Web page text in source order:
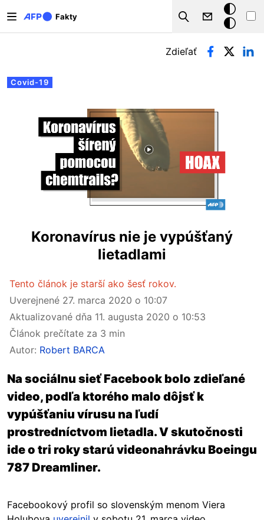
Fakty
Search
Tmavý
režim
Primárne karty
Covid-19
Zdieľať
Koronavírus nie je vypúšťaný
lietadlami
Tento článok je starší ako šesť rokov.
Uverejnené 27. marca 2020 o 10:07
Aktualizované dňa 11. augusta 2020 o 10:53
Článok prečítate za 3 min
Autor: Robert BARCA
Na sociálnu sieť Facebook bolo zdieľané
video, podľa ktorého malo dôjsť k
vypúšťaniu vírusu na ľudí
prostredníctvom lietadla. V skutočnosti
ide o tri roky starú videonahrávku Boeingu
787 Dreamliner.
Facebookový profil so slovenským menom Viera